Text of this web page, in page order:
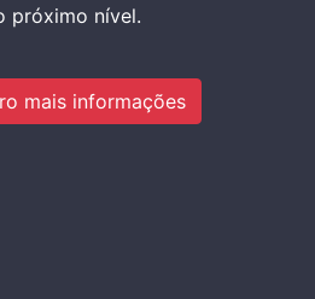
próximo nível.
mais informações